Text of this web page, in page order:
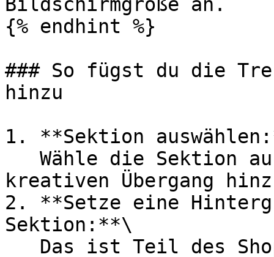
{% endhint %}
### So fügst du die
hinzu
1. **Sektion
kreativen Übergang
2. **Setze eine
Sektion:**\